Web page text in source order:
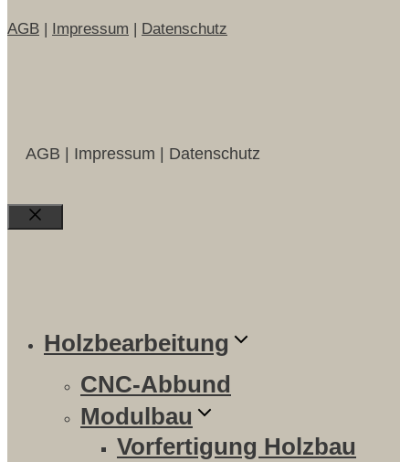
AGB | Impressum | Datenschutz
AGB | Impressum | Datenschutz
Close
Holzbearbeitung
CNC-Abbund
Modulbau
Vorfertigung Holzbau